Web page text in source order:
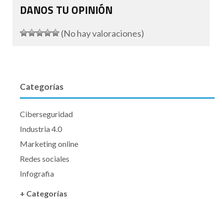
DANOS TU OPINIÓN
(No hay valoraciones)
Categorías
Ciberseguridad
Industria 4.0
Marketing online
Redes sociales
Infografia
+ Categorías